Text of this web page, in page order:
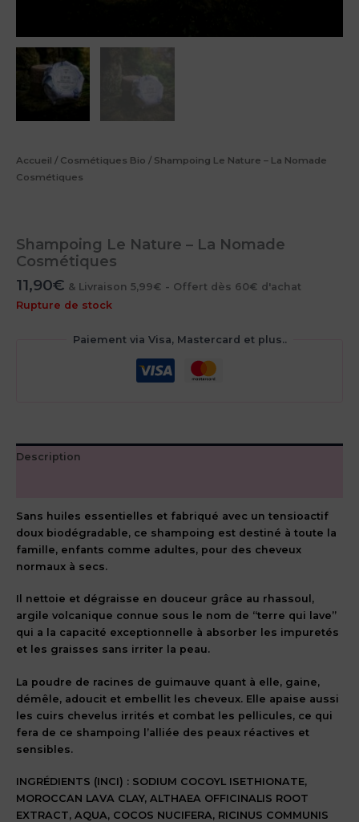
Accueil / Cosmétiques Bio / Shampoing Le Nature – La Nomade
Cosmétiques
Shampoing Le Nature – La Nomade
Cosmétiques
11,90€ & Livraison 5,99€ - Offert dès 60€ d'achat
Rupture de stock
Paiement via Visa, Mastercard et plus..
Description
Sans huiles essentielles et fabriqué avec un tensioactif
doux biodégradable, ce shampoing est destiné à toute la
famille, enfants comme adultes, pour des cheveux
normaux à secs.
Il nettoie et dégraisse en douceur grâce au rhassoul,
argile volcanique connue sous le nom de “terre qui lave”
qui a la capacité exceptionnelle à absorber les impuretés
et les graisses sans irriter la peau.
La poudre de racines de guimauve quant à elle, gaine,
démêle, adoucit et embellit les cheveux. Elle apaise aussi
les cuirs chevelus irrités et combat les pellicules, ce qui
fera de ce shampoing l’alliée des peaux réactives et
sensibles.
INGRÉDIENTS (INCI) : SODIUM COCOYL ISETHIONATE,
MOROCCAN LAVA CLAY, ALTHAEA OFFICINALIS ROOT
EXTRACT, AQUA, COCOS NUCIFERA, RICINUS COMMUNIS